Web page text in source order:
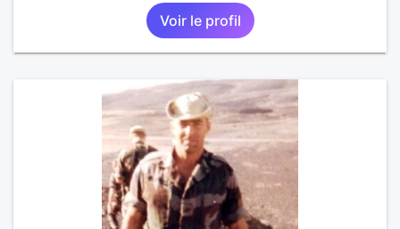
rencontrer quelqu’un avec qui partager ces
moments simples et sincères.
Voir le profil